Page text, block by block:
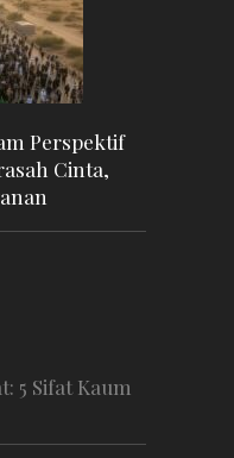
Perspektif
Cinta,
5 Sifat Kaum